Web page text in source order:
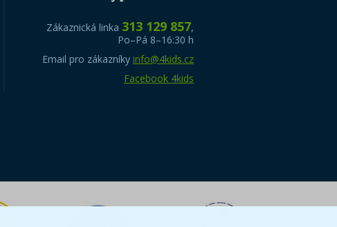
Zákaznická linka 313 129 857,
Po–Pá 8–16:30 h
Email pro zákazníky info@4kids.cz
Facebook 4kids